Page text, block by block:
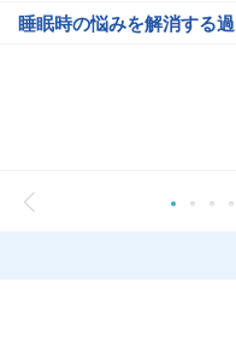
睡眠時の悩みを解消する